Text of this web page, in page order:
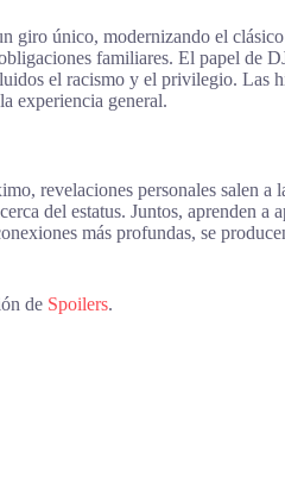
giro único, modernizando el
familiares. El papel de
el racismo y el privilegio.
experiencia general.
revelaciones personales salen
del estatus. Juntos, aprenden
más profundas, se
de Spoilers.